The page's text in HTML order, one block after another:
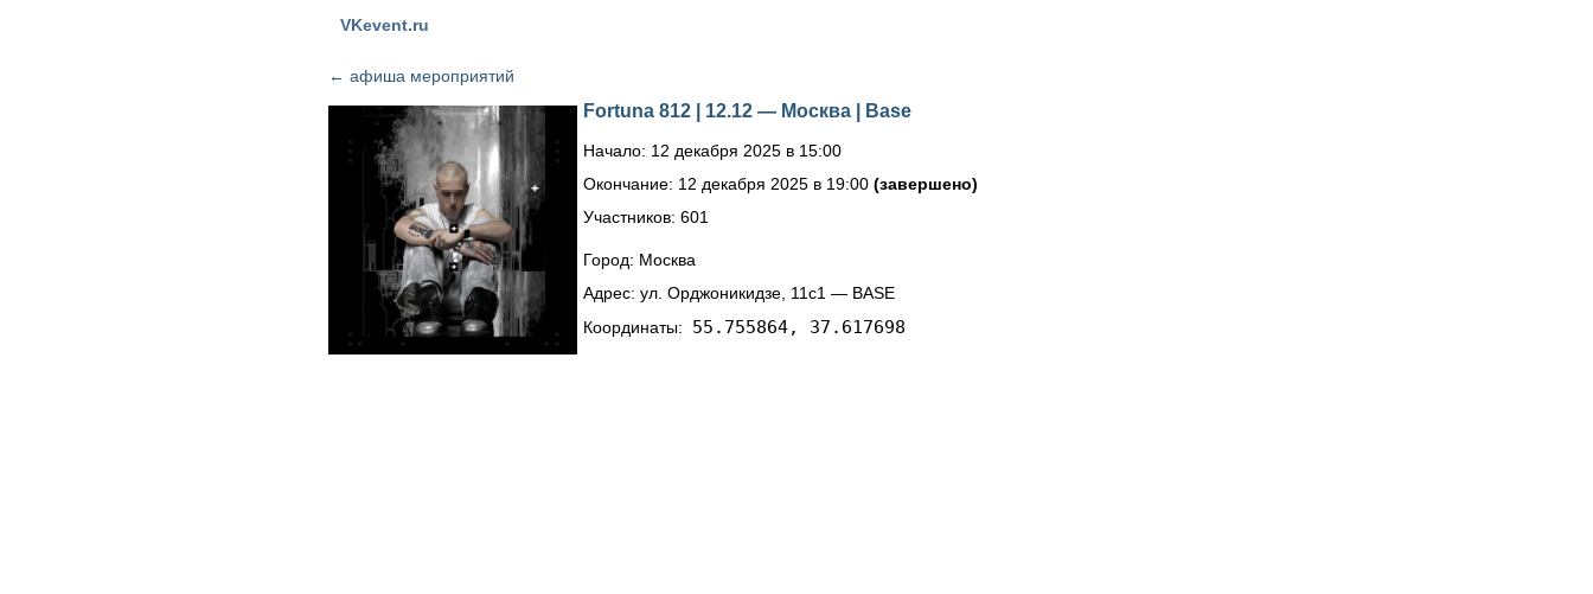
VKevent.ru
← афиша мероприятий
Fortuna 812 | 12.12 — Москва | Base
Начало: 12 декабря 2025 в 15:00
Окончание: 12 декабря 2025 в 19:00 (завершено)
Участников: 601
Город: Москва
Адрес: ул. Орджоникидзе, 11с1 — BASE
Координаты: 55.755864, 37.617698